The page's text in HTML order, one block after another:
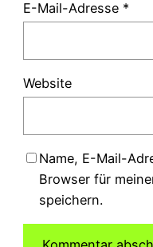
E-Mail-Adresse *
Website
Name, E-Mail-
Browser für
speichern.